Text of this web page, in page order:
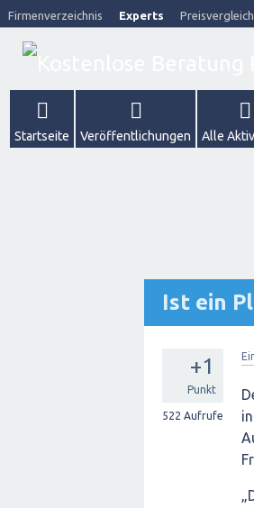
Firmenverzeichnis Experts Preisvergleich
Startseite Veröffentlichungen Alle
Ist ein
+1
Punkt
522 Aufrufe